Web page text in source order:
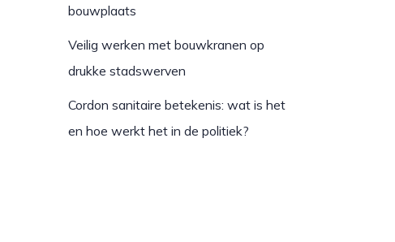
bouwplaats
Veilig werken met bouwkranen op
drukke stadswerven
Cordon sanitaire betekenis: wat is het
en hoe werkt het in de politiek?